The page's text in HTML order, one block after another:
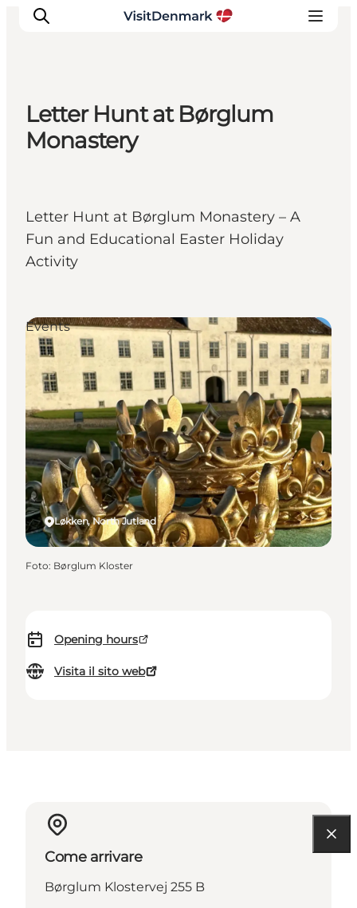
Ispirazioni
Dove andare
Pianifica il viaggio
Letter Hunt at Børglum
Monastery
Letter Hunt at Børglum Monastery – A
Fun and Educational Easter Holiday
Activity
Opening hours
Visita il sito web
Løkken, North Jutland
Events
Foto: Børglum Kloster
Come arrivare
Børglum Klostervej 255 B